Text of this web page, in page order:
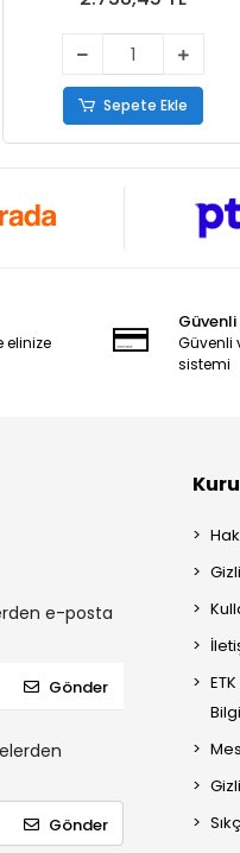
Sepete Ekle
elinize
Güvenli
Güvenli
sistemi
e-posta
Gönder
Gönder